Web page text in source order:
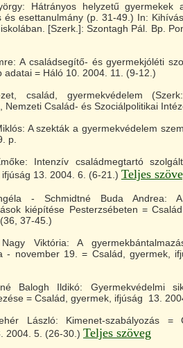
Hátrányos helyzetű gyermekek
és esettanulmány (p. 31-49.) In:
[Szerk.]: Szontagh Pál. Bp.
A családsegítő- és gyermekjóléti
adatai = Háló 10. 2004. 11. (9-12.)
család, gyermekvédelem
Nemzeti Család- és Szociálpolitikai
A szekták a gyermekvédelem
p.
Intenzív családmegtartó
13. 2004. 6. (6-21.) Teljes
- Schmidtné Buda Andrea: A
kiépítése Pesterzsébeten =
37-45.)
Viktória: A
- november 19. = Család, gyermek,
Balogh Ildikó: Gyermekvédelmi
= Család, gyermek, ifjúság 13.
László: Kimenet-szabályozás =
2004. 5. (26-30.) Teljes szöveg